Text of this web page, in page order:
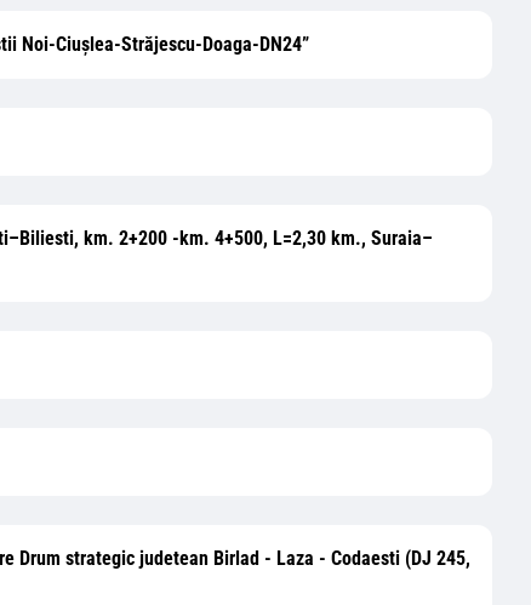
Noi-Ciușlea-Străjescu-Doaga-DN24”
km. 2+200 -km. 4+500, L=2,30 km., Suraia–
Drum strategic judetean Birlad - Laza - Codaesti (DJ 245,